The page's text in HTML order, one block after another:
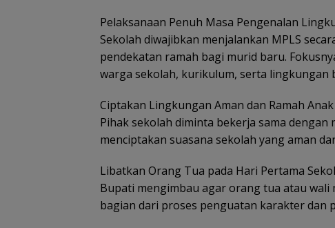
Pelaksanaan Penuh Masa Pengenalan
Sekolah diwajibkan menjalankan MPLS
pendekatan ramah bagi murid baru.
warga sekolah, kurikulum, serta lingkungan
Ciptakan Lingkungan Aman dan Ramah Anak
Pihak sekolah diminta bekerja sama
menciptakan suasana sekolah yang aman
Libatkan Orang Tua pada Hari Pertama
Bupati mengimbau agar orang tua atau
bagian dari proses penguatan karakter dan